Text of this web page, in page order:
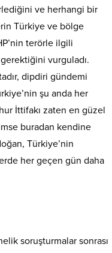
ve herhangi bir
Türkiye ve bölge
terörle ilgili
gerektiğini vurguladı.
dipdiri gündemi
şu anda her
İttifakı zaten en güzel
buradan kendine
Türkiye’nin
her geçen gün daha
soruşturmalar sonrası